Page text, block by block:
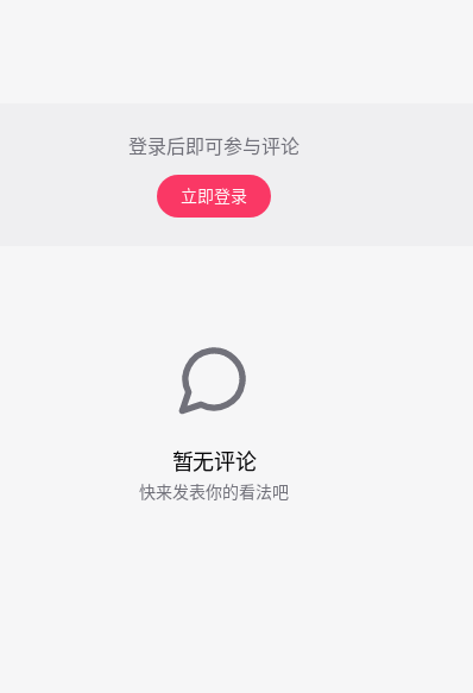
登录后即可参与评论
立即登录
暂无评论
快来发表你的看法吧